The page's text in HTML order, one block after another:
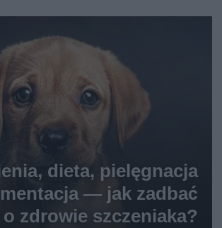
dieta, pielęgnacja
— jak zadbać
o zdrowie szczeniaka?